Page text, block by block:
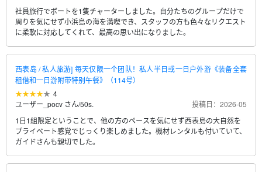
社員旅行でボートを1隻チャーターしました。自分たちのグループだけで
周りを気にせず小浜島の海を満喫でき、スタッフの方も色々なリクエスト
に柔軟に対応してくれて、最高の思い出になりました。
西表岛 / 私人旅游] 每天仅限一个团队！私人半日或一日户外游《装备全套
租借和一日游附带特别午餐》（114号）
4
ユーザー_pocv さん/50s.
投稿日：2026-05
1日1組限定ということで、他の方のペースを気にせず西表島の大自然を
プライベート感覚でじっくり楽しめました。機材レンタルも付いていて、
ガイドさんも親切でした。